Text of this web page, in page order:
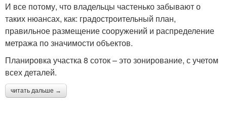
И все потому, что владельцы частенько забывают о
таких нюансах, как: градостроительный план,
правильное размещение сооружений и распределение
метража по значимости объектов.
Планировка участка 8 соток – это зонирование, с учетом
всех деталей.
читать дальше →